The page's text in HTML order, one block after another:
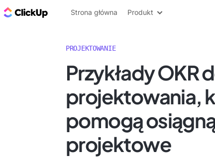
ClickUp Blog
Strona główna Produkt
PROJEKTOWANIE
Przykłady OKR
projektowania,
pomogą
projektowe